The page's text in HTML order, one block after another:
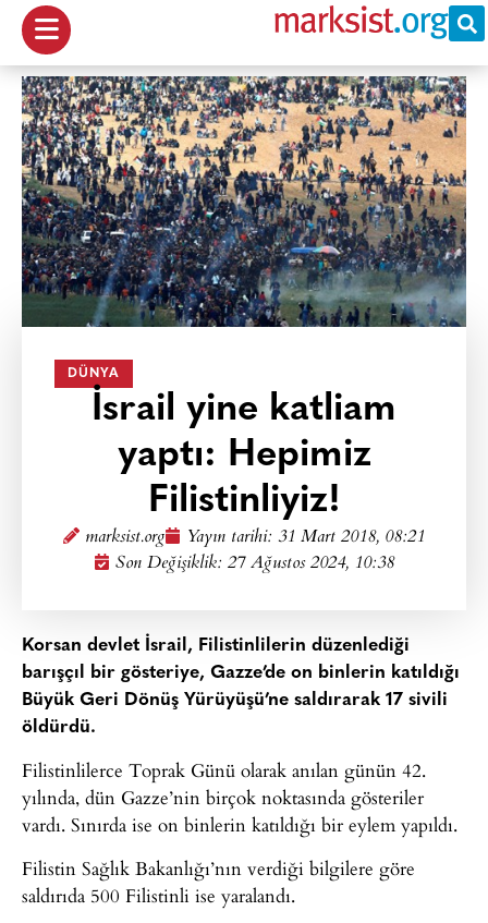
DÜNYA
İsrail yine katliam
yaptı: Hepimiz
Filistinliyiz!
marksist.org Yayın tarihi: 31 Mart 2018, 08:21
Son Değişiklik: 27 Ağustos 2024, 10:38
Korsan devlet İsrail, Filistinlilerin düzenlediği
barışçıl bir gösteriye, Gazze’de on binlerin katıldığı
Büyük Geri Dönüş Yürüyüşü’ne saldırarak 17 sivili
öldürdü.
Filistinlilerce Toprak Günü olarak anılan günün 42.
yılında, dün Gazze’nin birçok noktasında gösteriler
vardı. Sınırda ise on binlerin katıldığı bir eylem yapıldı.
Filistin Sağlık Bakanlığı’nın verdiği bilgilere göre
saldırıda 500 Filistinli ise yaralandı.